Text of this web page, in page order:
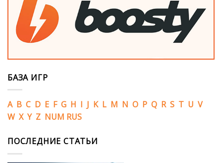
БАЗА ИГР
A B C D E F G H I J K L M N O P Q R S T U V
W X Y Z NUM RUS
ПОСЛЕДНИЕ СТАТЬИ